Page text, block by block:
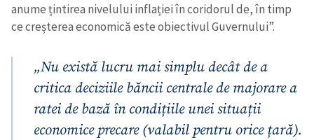
anume țintirea nivelului inflației în coridorul de, în timp
ce creșterea economică este obiectivul Guvernului”.
„Nu există lucru mai simplu decât de a
critica deciziile băncii centrale de majorare a
ratei de bază în condițiile unei situații
economice precare (valabil pentru orice țară).